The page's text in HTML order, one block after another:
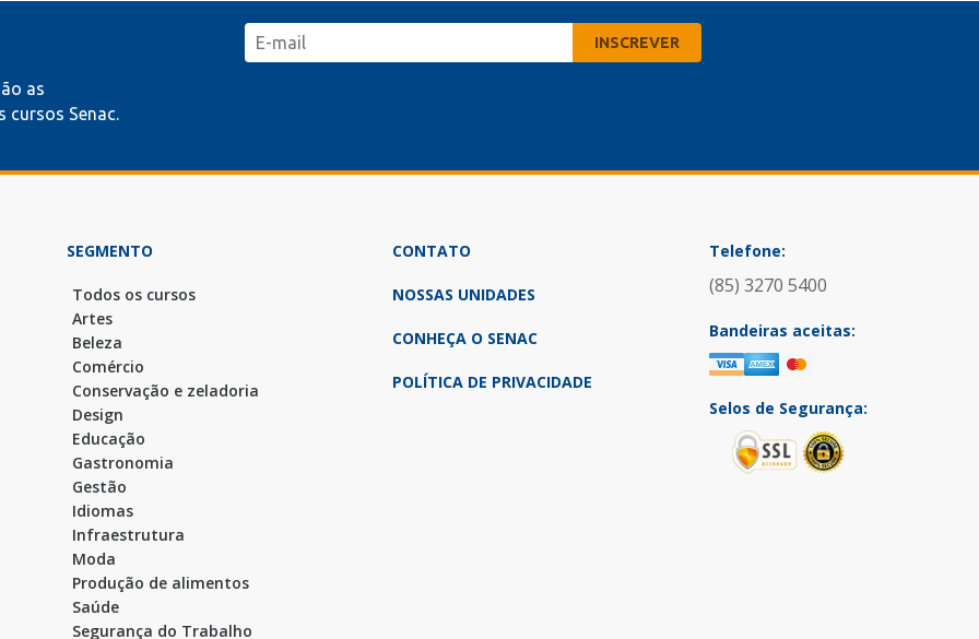
as
cursos Senac.
SEGMENTO
Todos os cursos
Artes
Beleza
Comércio
Conservação e zeladoria
Design
Educação
Gastronomia
Gestão
Idiomas
Infraestrutura
Moda
Produção de alimentos
Saúde
Segurança do Trabalho
CONTATO
NOSSAS UNIDADES
CONHEÇA O SENAC
POLÍTICA DE PRIVACIDADE
Telefone:
(85) 3270 5400
Bandeiras aceitas:
Selos de Segurança: